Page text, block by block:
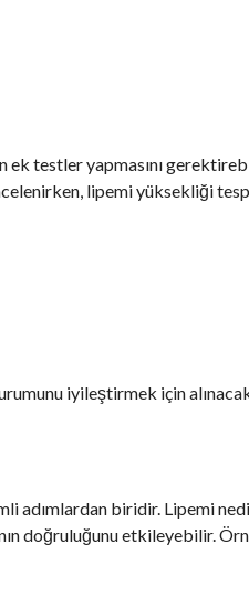
testler yapmasını
lipemi yüksekliği
iyileştirmek için
biridir. Lipemi
doğruluğunu etkileyebilir.